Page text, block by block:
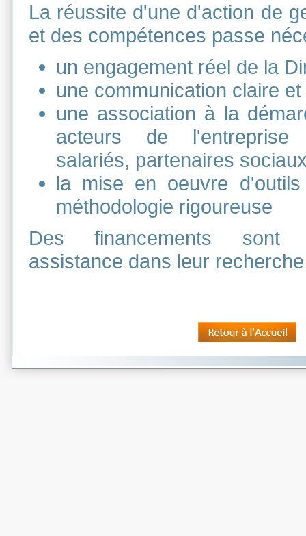
La réussite d'une d'action de
et des compétences passe
un engagement réel de la
une communication claire
une association à la
acteurs de l'entreprise
salariés, partenaires
la mise en oeuvre
méthodologie rigoureuse
Des financements sont
assistance dans leur